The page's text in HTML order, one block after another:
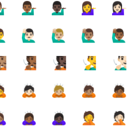
💁🏾‍♂️ 💁🏿‍♂️ 💁‍♀️ 💁🏻‍♀️
🙋🏻‍♂️ 🙋🏼‍♂️ 🙋🏽‍♂️ 🙋🏾‍♂️
🧏🏾 🧏🏿 🧏‍♂️ 🧏🏻‍♂️
🙇🏻 🙇🏼 🙇🏽 🙇🏾
🙇🏾‍♀️ 🙇🏿‍♀️ 🤦 🤦🏻